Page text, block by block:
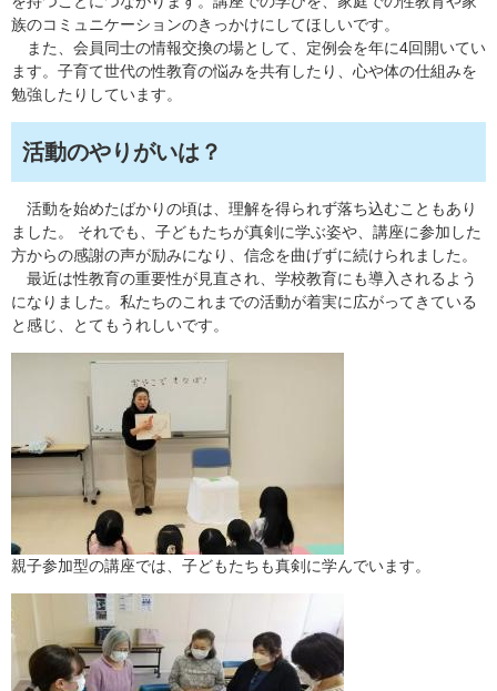
族のコミュニケーションのきっかけにしてほしいです。
また、会員同士の情報交換の場として、定例会を年に4回開いてい
ます。子育て世代の性教育の悩みを共有したり、心や体の仕組みを
勉強したりしています。​
活動のやりがいは？
活動を始めたばかりの頃は、理解を得られず落ち込むこともあり
ました。 それでも、子どもたちが真剣に学ぶ姿や、講座に参加した
方からの感謝の声が励みになり、信念を曲げずに続けられました。
最近は性教育の重要性が見直され、学校教育にも導入されるよう
になりました。私たちのこれまでの活動が着実に広がってきている
と感じ、とてもうれしいです。
親子参加型の講座では、子どもたちも真剣に学んでいます。